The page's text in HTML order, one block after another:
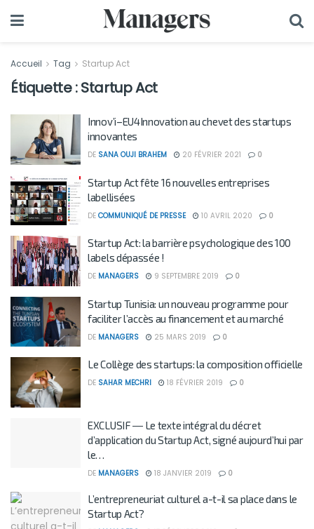
Accueil Tag Startup Act
Étiquette :Startup Act
Innov’i–EU4Innovation au chevet des startups
innovantes
DE SANA OUJI BRAHEM 20 FÉVRIER 2021 0
Startup Act fête 16 nouvelles entreprises
labellisées
DE COMMUNIQUÉ DE PRESSE 10 AVRIL 2020 0
Startup Act: la barrière psychologique des 100
labels dépassée !
DE MANAGERS 9 SEPTEMBRE 2019 0
Startup Tunisia: un nouveau programme pour
faciliter l’accès au financement et au marché
DE MANAGERS 25 MARS 2019 0
Le Collège des startups: la composition officielle
DE SAHAR MECHRI 18 FÉVRIER 2019 0
EXCLUSIF ― Le texte intégral du décret
d’application du Startup Act, signé aujourd’hui par
le…
DE MANAGERS 18 JANVIER 2019 0
L’entrepreneuriat culturel a-t-il sa place dans le
Startup Act?